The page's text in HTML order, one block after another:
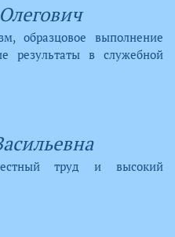
образцовое выполнение
результаты в служебной
труд и высокий